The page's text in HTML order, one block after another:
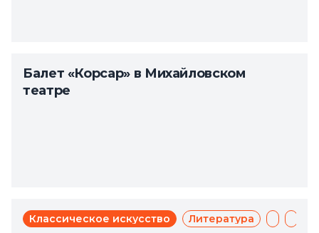
Балет «Корсар» в Михайловском
театре
Классическое искусство Литература Мюзикл